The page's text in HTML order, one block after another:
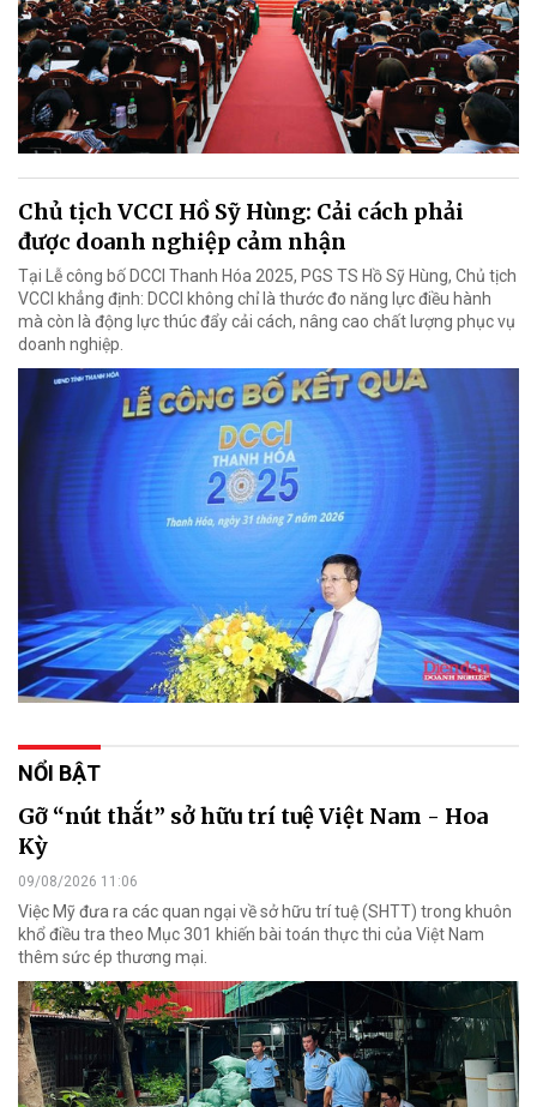
Chủ tịch VCCI Hồ Sỹ Hùng: Cải cách phải
được doanh nghiệp cảm nhận
Tại Lễ công bố DCCI Thanh Hóa 2025, PGS TS Hồ Sỹ Hùng, Chủ tịch
VCCI khẳng định: DCCI không chỉ là thước đo năng lực điều hành
mà còn là động lực thúc đẩy cải cách, nâng cao chất lượng phục vụ
doanh nghiệp.
NỔI BẬT
Gỡ “nút thắt” sở hữu trí tuệ Việt Nam - Hoa
Kỳ
09/08/2026 11:06
Việc Mỹ đưa ra các quan ngại về sở hữu trí tuệ (SHTT) trong khuôn
khổ điều tra theo Mục 301 khiến bài toán thực thi của Việt Nam
thêm sức ép thương mại.